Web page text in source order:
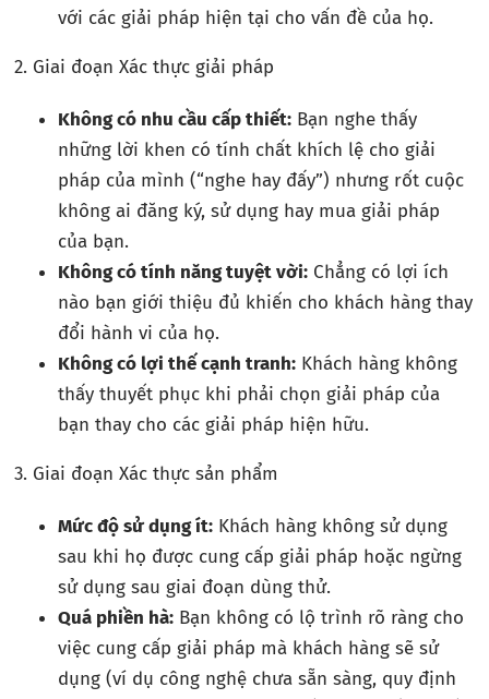
với các giải pháp hiện tại cho vấn đề của họ.
2. Giai đoạn Xác thực giải pháp
Không có nhu cầu cấp thiết: Bạn nghe thấy
những lời khen có tính chất khích lệ cho giải
pháp của mình (“nghe hay đấy”) nhưng rốt cuộc
không ai đăng ký, sử dụng hay mua giải pháp
của bạn.
Không có tính năng tuyệt vời: Chẳng có lợi ích
nào bạn giới thiệu đủ khiến cho khách hàng thay
đổi hành vi của họ.
Không có lợi thế cạnh tranh: Khách hàng không
thấy thuyết phục khi phải chọn giải pháp của
bạn thay cho các giải pháp hiện hữu.
3. Giai đoạn Xác thực sản phẩm
Mức độ sử dụng ít: Khách hàng không sử dụng
sau khi họ được cung cấp giải pháp hoặc ngừng
sử dụng sau giai đoạn dùng thử.
Quá phiền hà: Bạn không có lộ trình rõ ràng cho
việc cung cấp giải pháp mà khách hàng sẽ sử
dụng (ví dụ công nghệ chưa sẵn sàng, quy định